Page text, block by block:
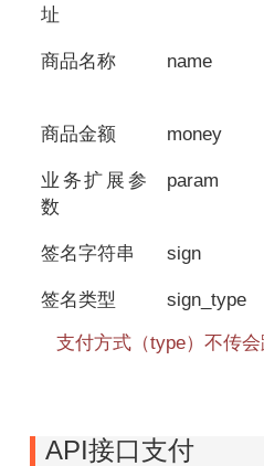
址
商品名称 name
商品金额 money
业务扩展参
数
param
签名字符串 sign
签名类型 sign_type
支付方式（type）不传
API接口支付